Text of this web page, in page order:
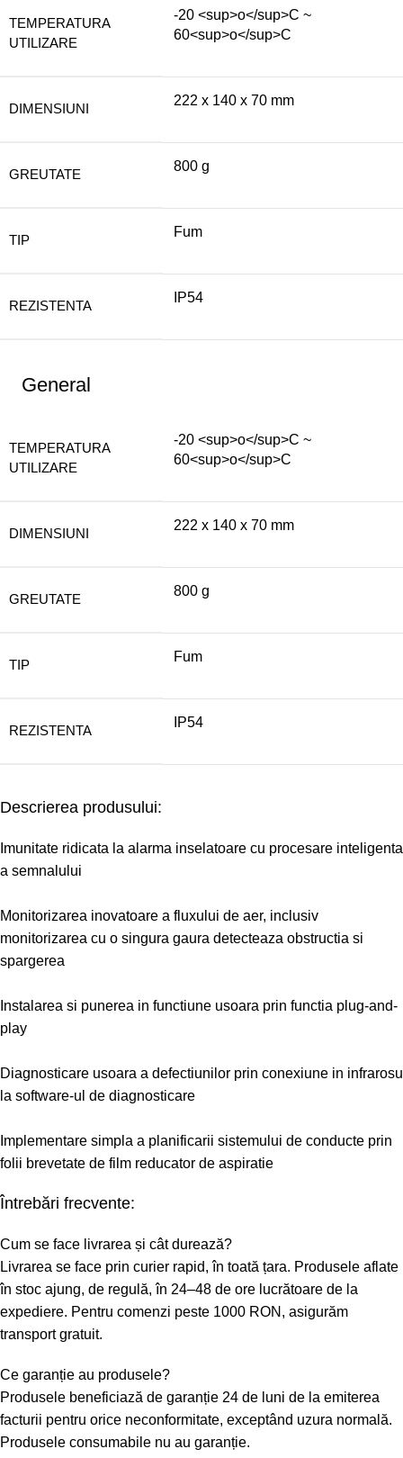
TEMPERATURA
UTILIZARE
-20 <sup>o</sup>C ~
60<sup>o</sup>C
DIMENSIUNI
222 x 140 x 70 mm
GREUTATE
800 g
TIP
Fum
REZISTENTA
IP54
General
TEMPERATURA
UTILIZARE
-20 <sup>o</sup>C ~
60<sup>o</sup>C
DIMENSIUNI
222 x 140 x 70 mm
GREUTATE
800 g
TIP
Fum
REZISTENTA
IP54
Descrierea produsului:
Imunitate ridicata la alarma inselatoare cu procesare inteligenta
a semnalului
Monitorizarea inovatoare a fluxului de aer, inclusiv
monitorizarea cu o singura gaura detecteaza obstructia si
spargerea
Instalarea si punerea in functiune usoara prin functia plug-and-
play
Diagnosticare usoara a defectiunilor prin conexiune in infrarosu
la software-ul de diagnosticare
Implementare simpla a planificarii sistemului de conducte prin
folii brevetate de film reducator de aspiratie
Întrebări frecvente:
Cum se face livrarea și cât durează?
Livrarea se face prin curier rapid, în toată țara. Produsele aflate
în stoc ajung, de regulă, în 24–48 de ore lucrătoare de la
expediere. Pentru comenzi peste 1000 RON, asigurăm
transport gratuit.
Ce garanție au produsele?
Produsele beneficiază de garanție 24 de luni de la emiterea
facturii pentru orice neconformitate, exceptând uzura normală.
Produsele consumabile nu au garanție.